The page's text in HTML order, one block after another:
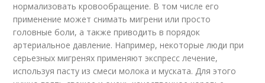
нормализовать кровообращение. В том числе его
применение может снимать мигрени или просто
головные боли, а также приводить в порядок
артериальное давление. Например, некоторые люди при
серьезных мигренях применяют экспресс лечение,
используя пасту из смеси молока и муската. Для этого